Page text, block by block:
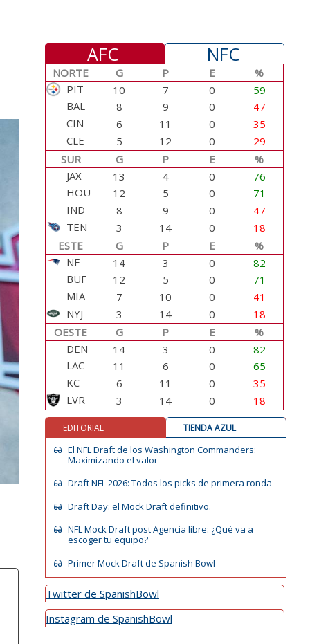
AFC NFC
NORTE G P E
%
PIT
10 7 0
59
BAL
8 9 0
47
CIN
6 11 0
35
CLE
5 12 0
29
SUR
G P E
%
JAX
13 4 0
76
HOU
12 5 0
71
IND
8 9 0
47
TEN
3 14 0
18
ESTE
G P E
%
NE
14 3 0
82
BUF
12 5 0
71
MIA
7 10 0
41
NYJ
3 14 0
18
OESTE
G P E
%
DEN
14 3 0
82
LAC
11 6 0
65
KC
6 11 0
35
LVR
3 14 0 18
EDITORIAL TIENDA AZUL
El NFL Draft de los Washington Commanders:
Maximizando el valor
Draft NFL 2026: Todos los picks de primera ronda
Draft Day: el Mock Draft definitivo.
NFL Mock Draft post Agencia libre: ¿Qué va a
escoger tu equipo?
Primer Mock Draft de Spanish Bowl
Twitter de SpanishBowl
Instagram de SpanishBowl